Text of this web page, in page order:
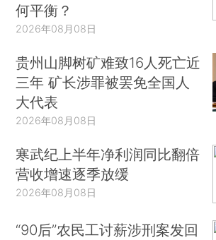
何平衡？
2026年08月08日
贵州山脚树矿难致16人死亡近
三年 矿长涉罪被罢免全国人
大代表
2026年08月08日
寒武纪上半年净利润同比翻倍
营收增速逐季放缓
2026年08月08日
“90后”农民工讨薪涉刑案发回